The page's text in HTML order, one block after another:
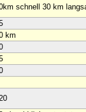
schnell 30 km
km